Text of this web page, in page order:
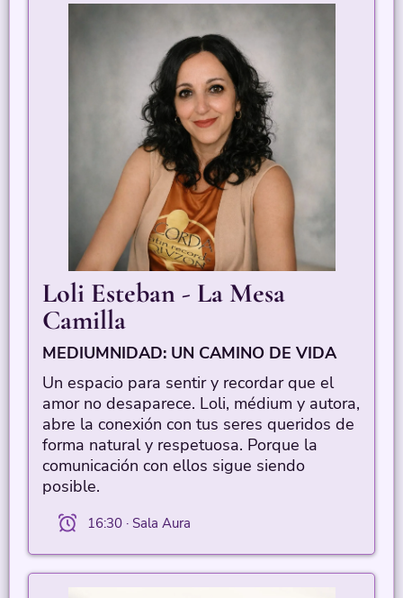
Loli Esteban - La Mesa
Camilla
MEDIUMNIDAD: UN CAMINO DE VIDA
Un espacio para sentir y recordar que el
amor no desaparece. Loli, médium y autora,
abre la conexión con tus seres queridos de
forma natural y respetuosa. Porque la
comunicación con ellos sigue siendo
posible.
16:30 · Sala Aura